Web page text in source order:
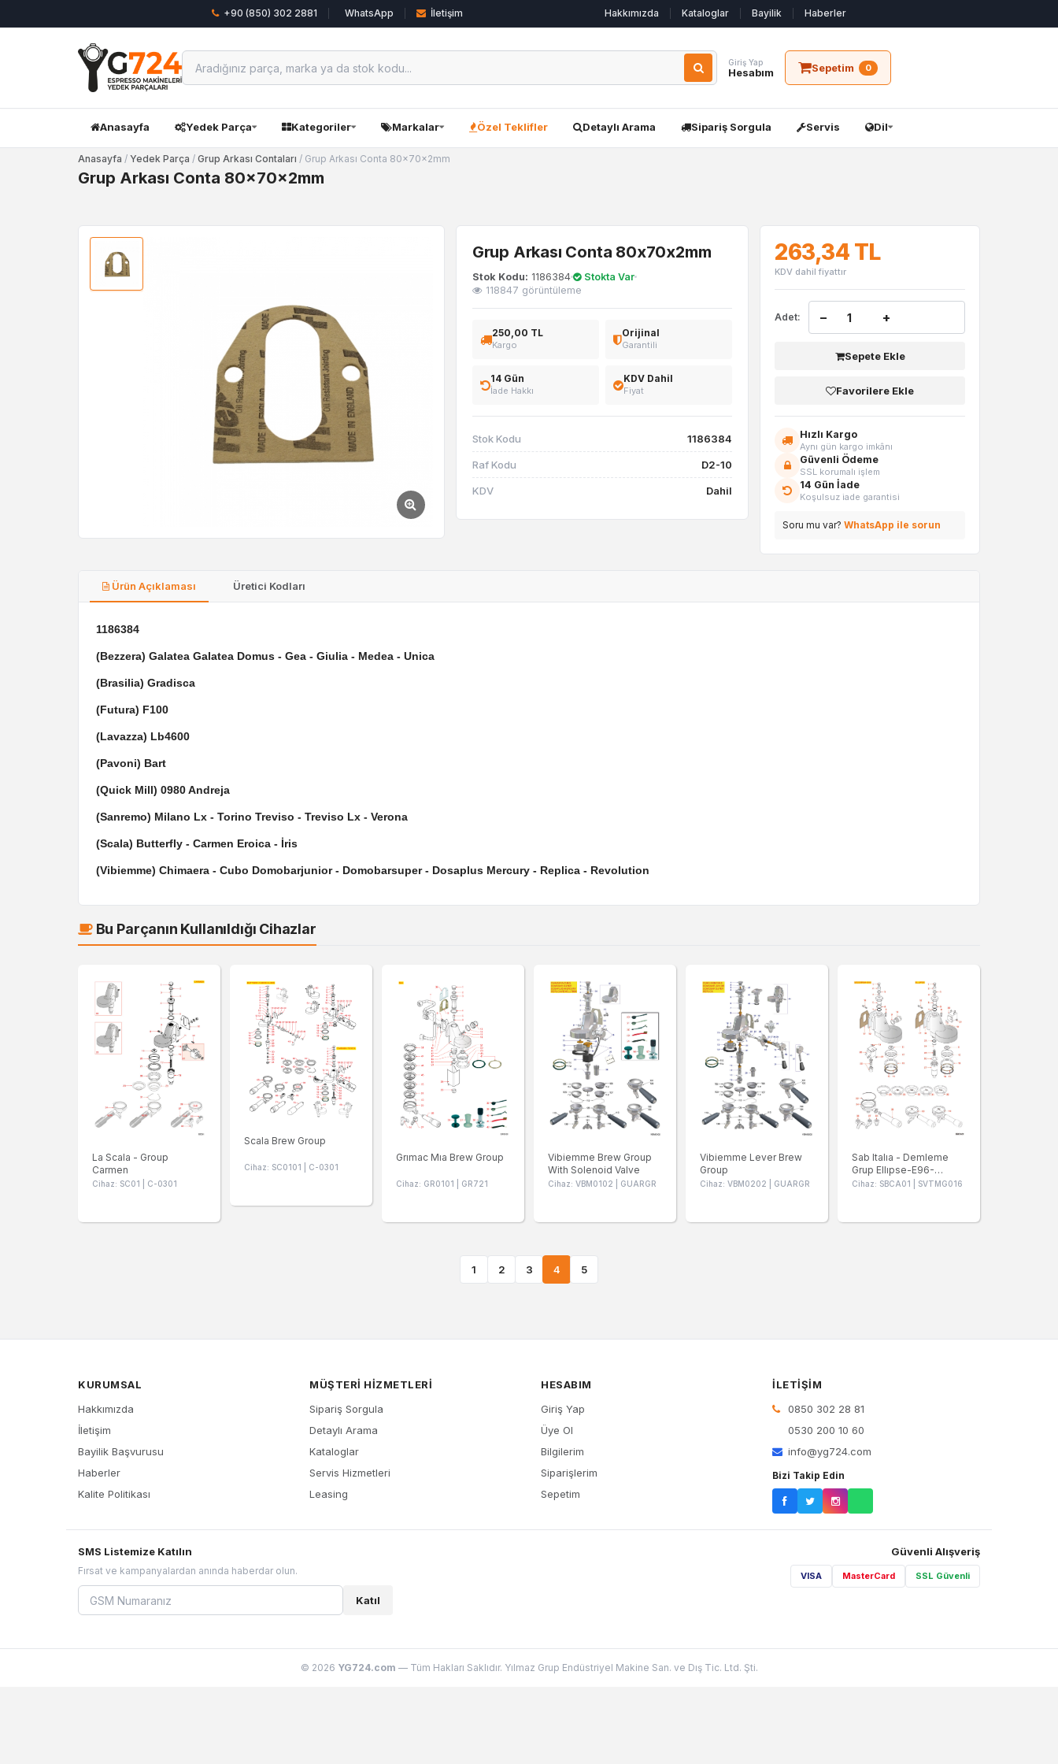
+90 (850) 302 2881 WhatsApp İletişim Hakkımızda Kataloglar Bayilik Haberler
Giriş Yap
Hesabım Sepetim 0
Anasayfa Yedek Parça Kategoriler Markalar Özel Teklifler Detaylı Arama Sipariş Sorgula Servis Dil
Anasayfa / Yedek Parça / Grup Arkası Contaları / Grup Arkası Conta 80x70x2mm
Grup Arkası Conta 80x70x2mm
Grup Arkası Conta 80x70x2mm
Stok Kodu: 1186384
Stokta Var
118847 görüntüleme
250,00 TL
Kargo
Orijinal
Garantili
14 Gün
İade Hakkı
KDV Dahil
Fiyat
Stok Kodu 1186384
Raf Kodu D2-10
KDV Dahil
263,34 TL
KDV dahil fiyattır
Adet: − +
Sepete Ekle
Favorilere Ekle
Hızlı Kargo
Aynı gün kargo imkânı
Güvenli Ödeme
SSL korumalı işlem
14 Gün İade
Koşulsuz iade garantisi
Soru mu var?WhatsApp ile sorun
Ürün Açıklaması Üretici Kodları
1186384
(Bezzera) Galatea Galatea Domus - Gea - Giulia - Medea - Unica
(Brasilia) Gradisca
(Futura) F100
(Lavazza) Lb4600
(Pavoni) Bart
(Quick Mill) 0980 Andreja
(Sanremo) Milano Lx - Torino Treviso - Treviso Lx - Verona
(Scala) Butterfly - Carmen Eroica - İris
(Vibiemme) Chimaera - Cubo Domobarjunior - Domobarsuper - Dosaplus Mercury - Replica - Revolution
Bu Parçanın Kullanıldığı Cihazlar
La Scala - Group
Carmen
Cihaz: SC01 | C-0301
Scala Brew Group
Cihaz: SC0101 | C-0301
Grımac Mıa Brew Group
Cihaz: GR0101 | GR721
Vibiemme Brew Group
With Solenoid Valve
Cihaz: VBM0102 | GUARGR
Vibiemme Lever Brew
Group
Cihaz: VBM0202 | GUARGR
Sab Italıa - Demleme
Grup Ellıpse-E96-
Moderna
Cihaz: SBCA01 | SVTMG016
1 2 3 4 5
KURUMSAL
Hakkımızda
İletişim
Bayilik Başvurusu
Haberler
Kalite Politikası
MÜŞTERI HIZMETLERI
Sipariş Sorgula
Detaylı Arama
Kataloglar
Servis Hizmetleri
Leasing
HESABIM
Giriş Yap
Üye Ol
Bilgilerim
Siparişlerim
Sepetim
İLETIŞIM
0850 302 28 81
0530 200 10 60
info@yg724.com
Bizi Takip Edin
SMS Listemize Katılın
Fırsat ve kampanyalardan anında haberdar olun.
Katıl
Güvenli Alışveriş
VISA MasterCard SSL Güvenli
© 2026 YG724.com — Tüm Hakları Saklıdır. Yılmaz Grup Endüstriyel Makine San. ve Dış Tic. Ltd. Şti.